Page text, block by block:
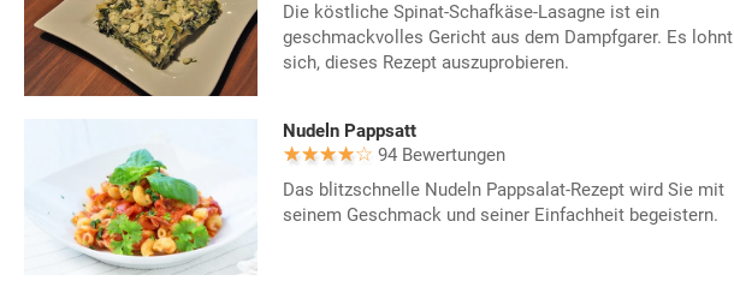
Die köstliche Spinat-Schafkäse-Lasagne ist ein
geschmackvolles Gericht aus dem Dampfgarer. Es lohnt
sich, dieses Rezept auszuprobieren.
Nudeln Pappsatt
94 Bewertungen
Das blitzschnelle Nudeln Pappsalat-Rezept wird Sie mit
seinem Geschmack und seiner Einfachheit begeistern.